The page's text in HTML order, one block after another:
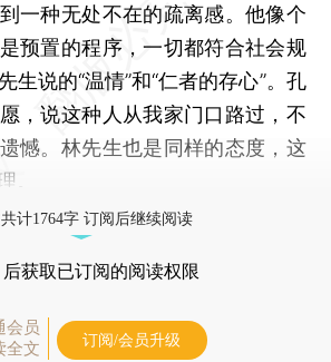
一种无处不在的疏离感。他像个
预置的程序，一切都符合社会规
生说的“温情”和“仁者的存心”。孔
，说这种人从我家门口路过，不
憾。林先生也是同样的态度，这
。
计1764字 订阅后继续阅读
后获取已订阅的阅读权限
会员
全文
订阅/会员升级